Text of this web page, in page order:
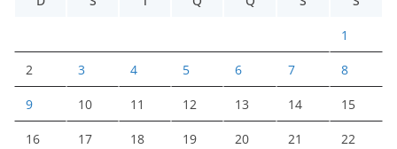
1
2 3 4 5 6 7 8
9 10 11 12 13 14 15
16 17 18 19 20 21 22